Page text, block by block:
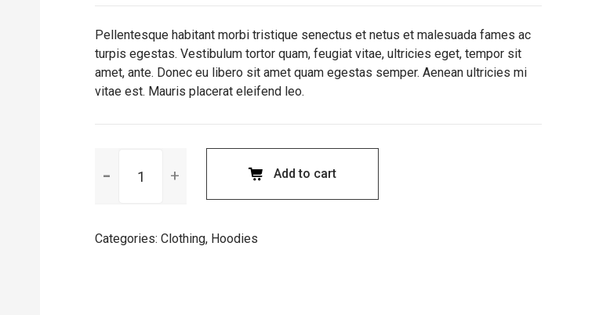
Pellentesque habitant morbi tristique senectus et netus et malesuada fames ac
turpis egestas. Vestibulum tortor quam, feugiat vitae, ultricies eget, tempor sit
amet, ante. Donec eu libero sit amet quam egestas semper. Aenean ultricies mi
vitae est. Mauris placerat eleifend leo.
Silhouette
Add to cart
Categories: Clothing, Hoodies